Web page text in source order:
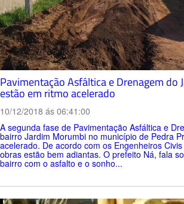
Pavimentação Asfáltica e Drenagem do
estão em ritmo acelerado
10/12/2018 ás 06:41:00
A segunda fase de Pavimentação Asfáltica e
bairro Jardim Morumbi no município de Pedra
acelerado. De acordo com os Engenheiros
obras estão bem adiantas. O prefeito Ná, fala
bairro com o asfalto e o sonho...